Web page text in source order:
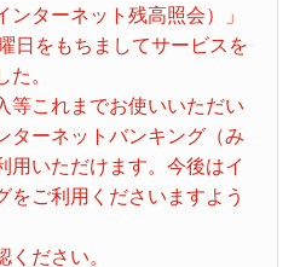
ンターネット残高照会）」
日をもちましてサービスを
。
等これまでお使いいただい
ターネットバンキング（み
用いただけます。今後はイ
をご利用くださいますよう
ください。